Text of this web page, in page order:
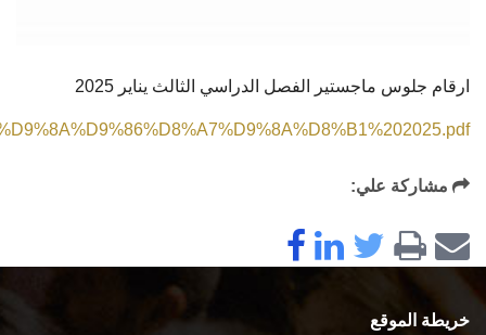
ارقام جلوس ماجستير الفصل الدراسي الثالث يناير 2025
مشاركة علي:
خريطة الموقع